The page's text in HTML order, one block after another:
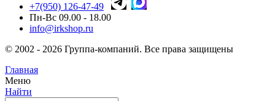
+7(950) 126-47-49
Пн-Вс 09.00 - 18.00
info@irkshop.ru
© 2002 - 2026 Группа-компаний. Все права защищены
Главная
Меню
Найти